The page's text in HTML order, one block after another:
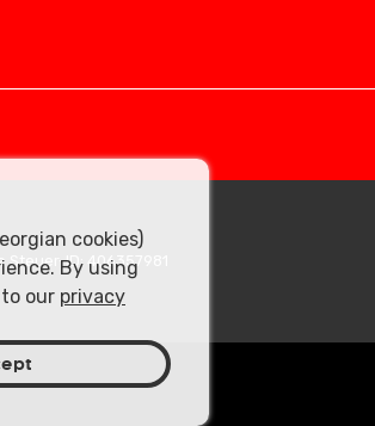
ID: 406357981
cookies)
By using
our privacy